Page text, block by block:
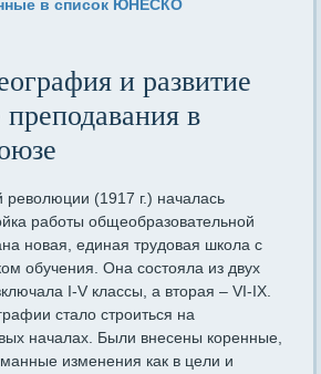
в список ЮНЕСКО
и развитие
в
революции (1917 г.) началась
работы общеобразовательной
новая, единая трудовая школа с
обучения. Она состояла из двух
I-V классы, а вторая – VI-IX.
стало строиться на
началах. Были внесены коренные,
изменения как в цели и